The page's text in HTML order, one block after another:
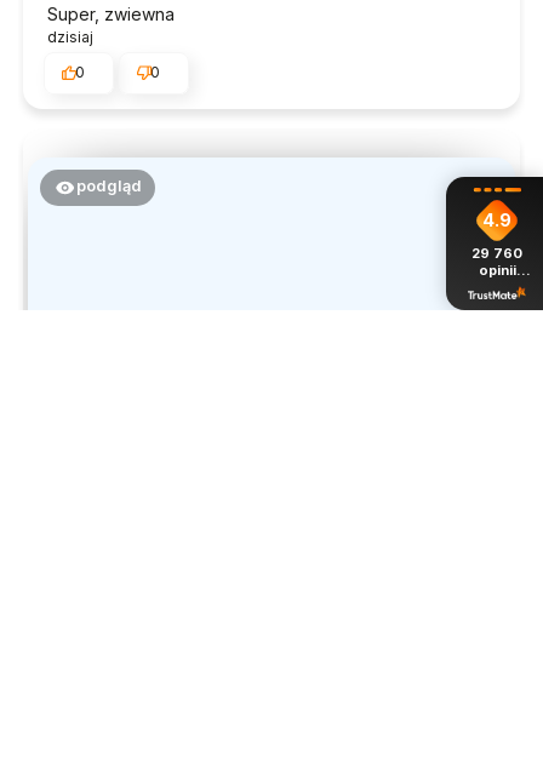
Super, zwiewna
dzisiaj
0
0
podgląd
4.9
29 760
opinii
z całego
okresu